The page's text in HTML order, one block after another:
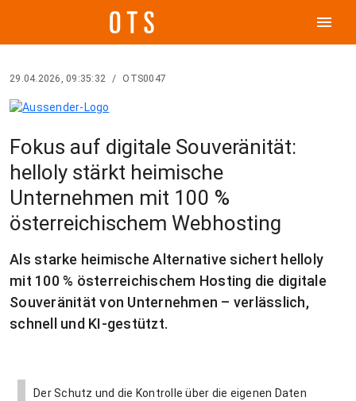
menu
29.04.2026, 09:35:32 / OTS0047
Fokus auf digitale Souveränität:
helloly stärkt heimische
Unternehmen mit 100 %
österreichischem Webhosting
Als starke heimische Alternative sichert helloly
mit 100 % österreichischem Hosting die digitale
Souveränität von Unternehmen – verlässlich,
schnell und KI-gestützt.
Der Schutz und die Kontrolle über die eigenen Daten